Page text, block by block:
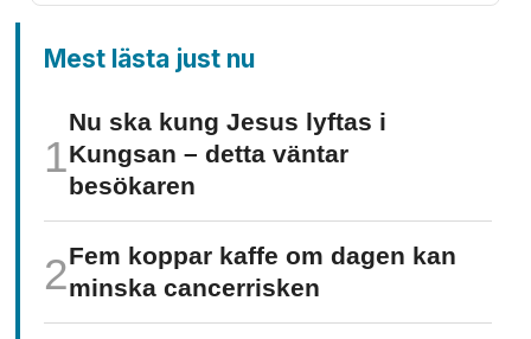
Mest lästa just nu
Nu ska kung Jesus lyftas i
Kungsan – detta väntar
besökaren
Fem koppar kaffe om dagen kan
minska cancer­risken